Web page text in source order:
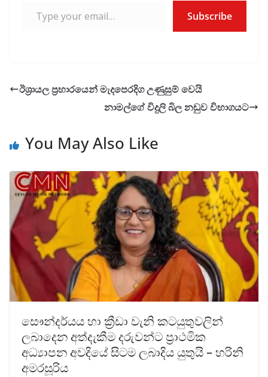
Subscribe
ඊශ්‍රායල ප්‍රහාරයෙන් මැදපෙරදිග උණුසුම් වෙයි
නාමල්ගේ විදුලි බිල නඩුව විභාගයට
You May Also Like
සෞන්දර්යය හා ක්‍රීඩා වැනි කටයුතුවලින්
ලබාදෙන අත්දැකීම දරුවන්ට ප්‍රාථමික
අධ්‍යාපන අවදියේ සිටම ලබාදිය යුතුයි – හරිනි
අමරසූරිය